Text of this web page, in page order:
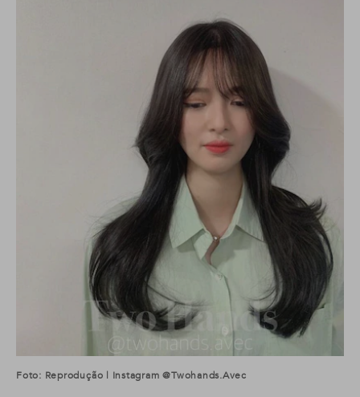
Foto: Reprodução | Instagram @twohands.avec